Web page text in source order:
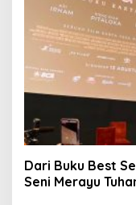
Dari Buku Best
Seni Merayu